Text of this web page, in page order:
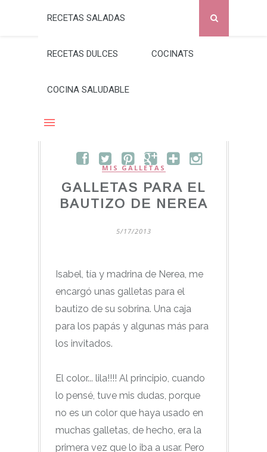
RECETAS SALADAS
RECETAS DULCES COCINATS
COCINA SALUDABLE
MIS GALLETAS
GALLETAS PARA EL
BAUTIZO DE NEREA
5/17/2013
Isabel, tía y madrina de Nerea, me
encargó unas galletas para el
bautizo de su sobrina. Una caja
para los papás y algunas más para
los invitados.
El color... lila!!!! Al principio, cuando
lo pensé, tuve mis dudas, porque
no es un color que haya usado en
muchas galletas, de hecho, era la
primera vez que lo iba a usar. Pero